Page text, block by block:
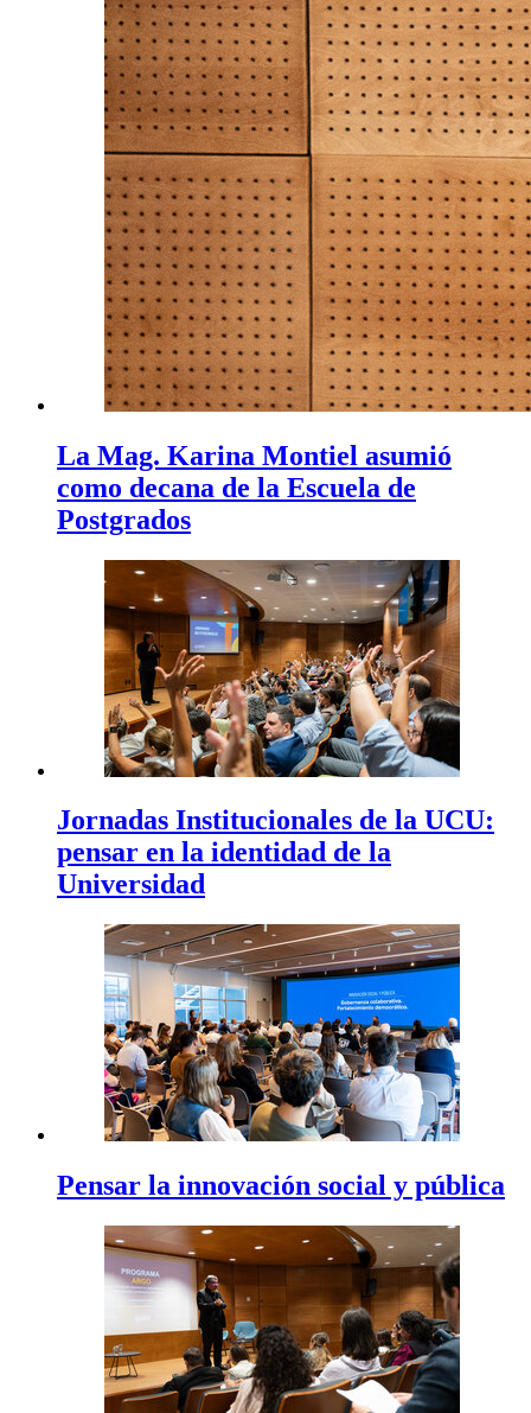
La Mag. Karina Montiel asumió
como decana de la Escuela de
Postgrados
Jornadas Institucionales de la UCU:
pensar en la identidad de la
Universidad
Pensar la innovación social y pública